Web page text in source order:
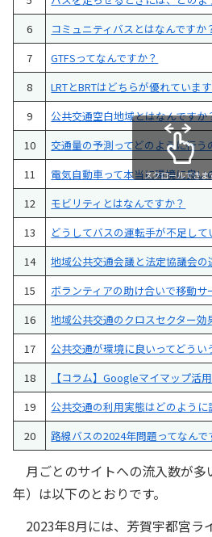
6
コミュニティバスとはなんですか
7
GTFSってなんですか？
8
LRTとBRTはどちらが優れていま
9
公共交通空白地域とはなんですか
10
交通量の予測ってどのように行う
11
電気自動車って本当に環境に良い
12
モビリティとはなんですか？
13
どうしてバスの運転手が不足して
14
地域公共交通会議と法定協議会の
15
ボランティアの助け合いで移動サ
16
地域公共交通のクロスセクター
17
公共交通が環境に良いってどうい
18
【コラム】Googleマイマップ活
19
公共交通の利用実態はどのように
20
路線バスの2024年問題ってなんで
スクロールできま
月ごとのサイトへの流入数が多
年）は以下のとおりです。
2023年8月には、芳賀宇都宮ラ